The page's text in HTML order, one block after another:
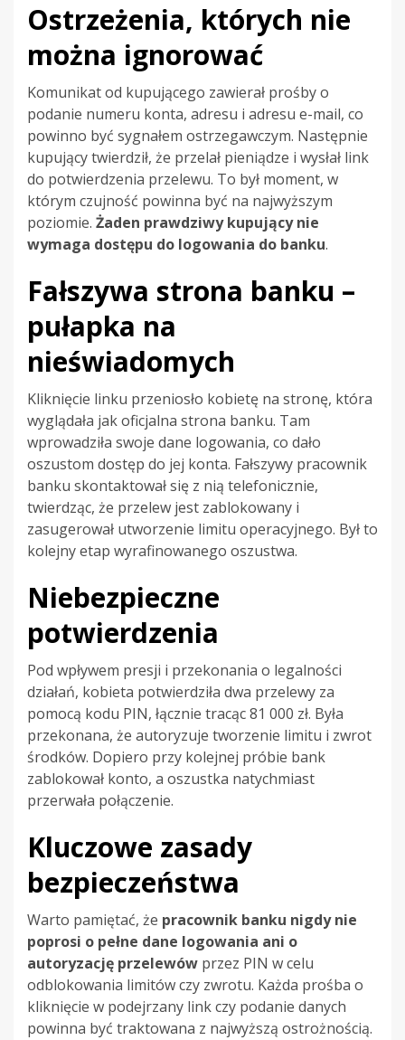
Ostrzeżenia, których nie
można ignorować
Komunikat od kupującego zawierał prośby o
podanie numeru konta, adresu i adresu e-mail, co
powinno być sygnałem ostrzegawczym. Następnie
kupujący twierdził, że przelał pieniądze i wysłał link
do potwierdzenia przelewu. To był moment, w
którym czujność powinna być na najwyższym
poziomie. Żaden prawdziwy kupujący nie
wymaga dostępu do logowania do banku.
Fałszywa strona banku –
pułapka na
nieświadomych
Kliknięcie linku przeniosło kobietę na stronę, która
wyglądała jak oficjalna strona banku. Tam
wprowadziła swoje dane logowania, co dało
oszustom dostęp do jej konta. Fałszywy pracownik
banku skontaktował się z nią telefonicznie,
twierdząc, że przelew jest zablokowany i
zasugerował utworzenie limitu operacyjnego. Był to
kolejny etap wyrafinowanego oszustwa.
Niebezpieczne
potwierdzenia
Pod wpływem presji i przekonania o legalności
działań, kobieta potwierdziła dwa przelewy za
pomocą kodu PIN, łącznie tracąc 81 000 zł. Była
przekonana, że autoryzuje tworzenie limitu i zwrot
środków. Dopiero przy kolejnej próbie bank
zablokował konto, a oszustka natychmiast
przerwała połączenie.
Kluczowe zasady
bezpieczeństwa
Warto pamiętać, że pracownik banku nigdy nie
poprosi o pełne dane logowania ani o
autoryzację przelewów przez PIN w celu
odblokowania limitów czy zwrotu. Każda prośba o
kliknięcie w podejrzany link czy podanie danych
powinna być traktowana z najwyższą ostrożnością.